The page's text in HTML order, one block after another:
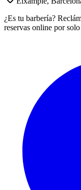
¿Es tu barbería?
reservas online por solo